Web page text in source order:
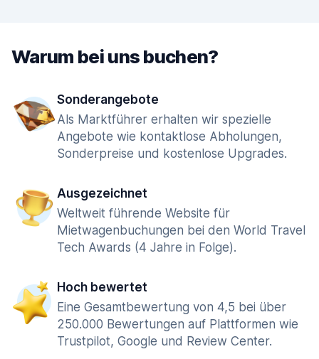
Warum bei uns buchen?
Sonderangebote
Als Marktführer erhalten wir spezielle
Angebote wie kontaktlose Abholungen,
Sonderpreise und kostenlose Upgrades.
Ausgezeichnet
Weltweit führende Website für
Mietwagenbuchungen bei den World Travel
Tech Awards (4 Jahre in Folge).
Hoch bewertet
Eine Gesamtbewertung von 4,5 bei über
250.000 Bewertungen auf Plattformen wie
Trustpilot, Google und Review Center.